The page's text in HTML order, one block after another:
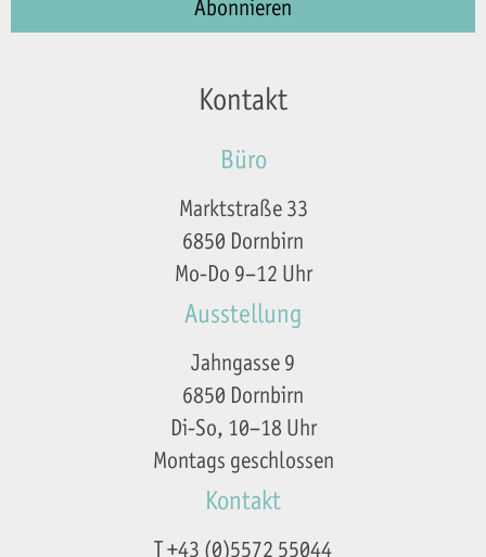
Kontakt
Büro
Marktstraße 33
6850 Dornbirn
Mo-Do 9–12 Uhr
Ausstellung
Jahngasse 9
6850 Dornbirn
Di-So, 10–18 Uhr
Montags geschlossen
Kontakt
T +43 (0)5572 55044